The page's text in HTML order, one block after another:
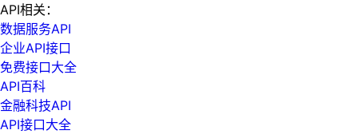
API相关：
数据服务API
企业API接口
免费接口大全
API百科
金融科技API
API接口大全